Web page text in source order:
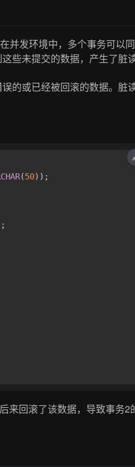
并发环境中，多个事务可以
些未提交的数据，产生了脏读
的或已经被回滚的数据。脏
(50));
来回滚了该数据，导致事务2